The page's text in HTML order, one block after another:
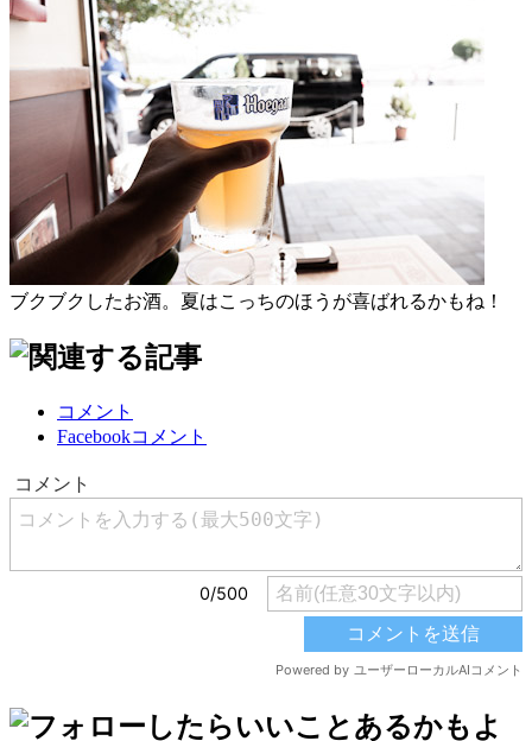
ブクブクしたお酒。夏はこっちのほうが喜ばれるかもね！
コメント
Facebookコメント